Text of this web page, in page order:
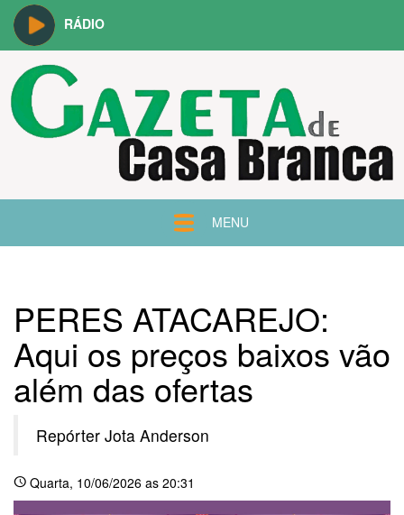
RÁDIO
MENU
PERES ATACAREJO:
Aqui os preços baixos vão
além das ofertas
Repórter Jota Anderson
schedule Quarta, 10/06/2026 as 20:31